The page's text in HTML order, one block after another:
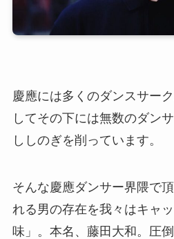
慶應には多くのダンスサー
してその下には無数のダン
ししのぎを削っています。
そんな慶應ダンサー界隈で
れる男の存在を我々はキャ
味」。本名、藤田大和。圧